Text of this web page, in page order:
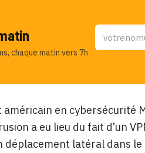
chaque matin vers 7h
en cybersécurité
a eu lieu du fait d’un
latéral dans le